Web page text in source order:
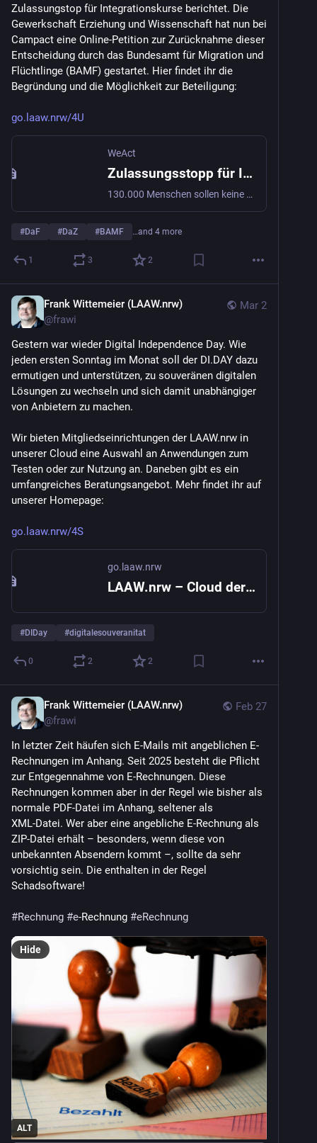
Zulassungstop für Integrationskurse berichtet. Die
Gewerkschaft Erziehung und Wissenschaft hat nun bei
Campact eine Online-Petition zur Zurücknahme dieser
Entscheidung durch das Bundesamt für Migration und
Flüchtlinge (BAMF) gestartet. Hier findet ihr die
Begründung und die Möglichkeit zur Beteiligung:
go.laaw.nrw/4U
WeAct
Zulassungsstopp für Integrationskurse zurücknehmen!
130.000 Menschen sollen keine Sprach- & Integrationskurse mehr besuchen dürfen – trotz bewilligter Mittel. Das blockiert Integration, gefährdet Jobs und schadet der Wirtschaft. Der BAMF-Zulassungsstopp muss zurückgenommen werden! Unterzeichne jetzt die WeAct-Petition
#DaF #DaZ #BAMF …and 4 more
1 3 2
Mar 2
Frank Wittemeier (LAAW.nrw)
@frawi
Gestern war wieder Digital Independence Day. Wie
jeden ersten Sonntag im Monat soll der DI.DAY dazu
ermutigen und unterstützen, zu souveränen digitalen
Lösungen zu wechseln und sich damit unabhängiger
von Anbietern zu machen.
Wir bieten Mitgliedseinrichtungen der LAAW.nrw in
unserer Cloud eine Auswahl an Anwendungen zum
Testen oder zur Nutzung an. Daneben gibt es ein
umfangreiches Beratungsangebot. Mehr findet ihr auf
unserer Homepage:
go.laaw.nrw/4S
go.laaw.nrw
LAAW.nrw – Cloud der LAAW.nrw
#DIDay #digitalesouveranitat
0 2 2
Feb 27
Frank Wittemeier (LAAW.nrw)
@frawi
In letzter Zeit häufen sich E-Mails mit angeblichen E-
Rechnungen im Anhang. Seit 2025 besteht die Pflicht
zur Entgegennahme von E-Rechnungen. Diese
Rechnungen kommen aber in der Regel wie bisher als
normale PDF‑Datei im Anhang, seltener als
XML‑Datei. Wer aber eine angebliche E-Rechnung als
ZIP‑Datei erhält – besonders, wenn diese von
unbekannten Absendern kommt –, sollte da sehr
vorsichtig sein. Die enthalten in der Regel
Schadsoftware!
#Rechnung #e-Rechnung #eRechnung
ALT
Hide